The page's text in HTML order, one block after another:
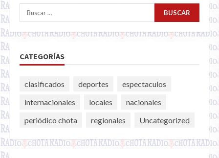
Buscar:
CATEGORÍAS
clasificados deportes
espectaculos
internacionales
locales
nacionales
periódico chota
regionales Uncategorized